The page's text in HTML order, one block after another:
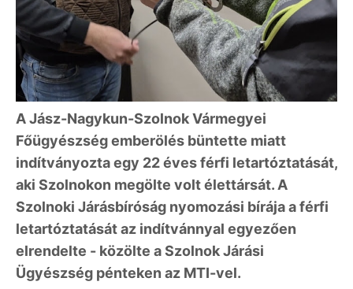
A Jász-Nagykun-Szolnok Vármegyei
Főügyészség emberölés büntette miatt
indítványozta egy 22 éves férfi letartóztatását,
aki Szolnokon megölte volt élettársát. A
Szolnoki Járásbíróság nyomozási bírája a férfi
letartóztatását az indítvánnyal egyezően
elrendelte - közölte a Szolnok Járási
Ügyészség pénteken az MTI-vel.